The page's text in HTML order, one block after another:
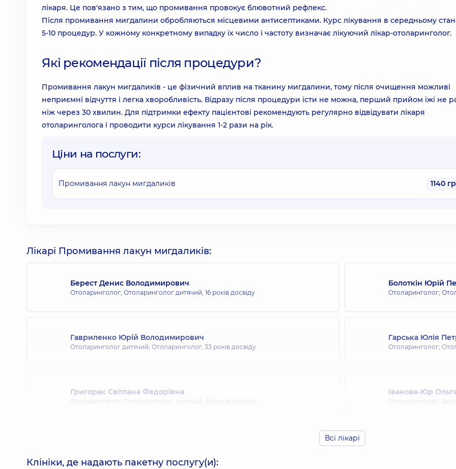
лікаря. Це пов'язано з тим, що промивання провокує блювотний рефлекс.
Після промивання мигдалини обробляються місцевими антисептиками. Курс лікування в середньому
5-10 процедур. У кожному конкретному випадку їх число і частоту визначає лікуючий лікар-отоларинголог.
Які рекомендації після процедури?
Промивання лакун мигдаликів - це фізичний вплив на тканину мигдалини, тому після очищення можливі
неприємні відчуття і легка хворобливість. Відразу після процедури їсти не можна, перший прийом їжі не
ніж через 30 хвилин. Для підтримки ефекту пацієнтові рекомендують регулярно відвідувати лікаря
отоларинголога і проводити курси лікування 1-2 рази на рік.
Ціни на послуги:
Промивання лакун мигдаликів 1140
Лікарі Промивання лакун мигдаликів:
Берест Денис Володимирович
Отоларинголог; Отоларинголог дитячий, 16 років досвіду
Болоткін Юрій
Отоларинголог;
Гавриленко Юрій Володимирович
Отоларинголог дитячий; Отоларинголог, 33 років досвіду
Гарська Юлія
Отоларинголог;
Григорак Світлана Федорівна
Отоларинголог; Отоларинголог дитячий, 25 років досвіду
Іванова-Юр
Отоларинголог;
Всі лікарі
Клініки, де надають пакетну послугу(и):